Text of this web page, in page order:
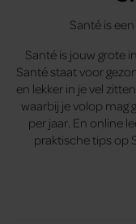
Santé is
Santé is jouw grote
Santé staat voor
en lekker in je vel
waarbij je volop mag
per jaar. En online
praktische tips op